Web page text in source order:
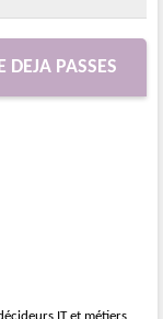
DEJA PASSES
décideurs IT et métiers